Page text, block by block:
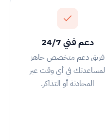
دعم فني 24/7
فريق دعم متخصص جاهز
لمساعدتك في أي وقت عبر
المحادثة أو التذاكر.